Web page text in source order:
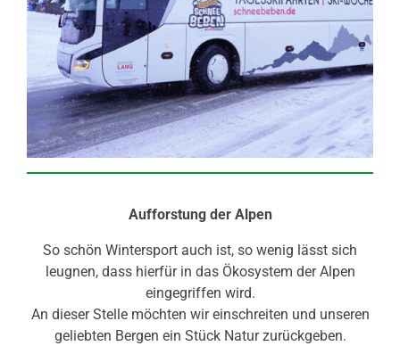
Aufforstung der Alpen
So schön Wintersport auch ist, so wenig lässt sich
leugnen, dass hierfür in das Ökosystem der Alpen
eingegriffen wird.
An dieser Stelle möchten wir einschreiten und unseren
geliebten Bergen ein Stück Natur zurückgeben.